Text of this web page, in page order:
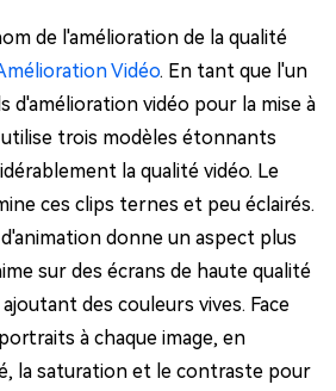
de l'amélioration de la qualité
Vidéo. En tant que l'un
d'amélioration vidéo pour la mise à
utilise trois modèles étonnants
la qualité vidéo. Le
ces clips ternes et peu éclairés.
donne un aspect plus
sur des écrans de haute qualité
des couleurs vives. Face
à chaque image, en
la saturation et le contraste pour